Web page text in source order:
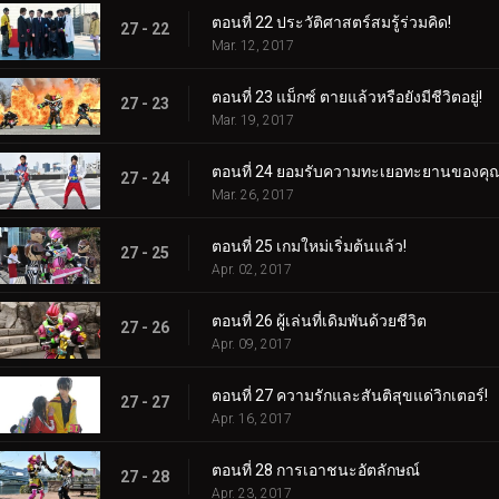
27 - 22 ตอนที่ 22 ประวัติศาสตร์สมรู้ร่วมคิด!
Mar. 12, 2017
27 - 23 ตอนที่ 23 แม็กซ์ ตายแล้วหรือยังมีชีวิตอยู่!
Mar. 19, 2017
27 - 24 ตอนที่ 24 ยอมรับความทะเยอทะยานของคุ
Mar. 26, 2017
27 - 25 ตอนที่ 25 เกมใหม่เริ่มต้นแล้ว!
Apr. 02, 2017
27 - 26 ตอนที่ 26 ผู้เล่นที่เดิมพันด้วยชีวิต
Apr. 09, 2017
27 - 27 ตอนที่ 27 ความรักและสันติสุขแด่วิกเตอร์!
Apr. 16, 2017
27 - 28 ตอนที่ 28 การเอาชนะอัตลักษณ์
Apr. 23, 2017